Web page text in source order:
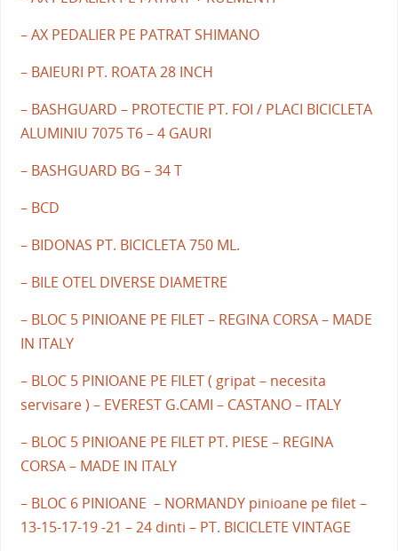
– AX PEDALIER PE PATRAT SHIMANO
– BAIEURI PT. ROATA 28 INCH
– BASHGUARD – PROTECTIE PT. FOI / PLACI BICICLETA
ALUMINIU 7075 T6 – 4 GAURI
– BASHGUARD BG – 34 T
– BCD
– BIDONAS PT. BICICLETA 750 ML.
– BILE OTEL DIVERSE DIAMETRE
– BLOC 5 PINIOANE PE FILET – REGINA CORSA – MADE
IN ITALY
– BLOC 5 PINIOANE PE FILET ( gripat – necesita
servisare ) – EVEREST G.CAMI – CASTANO – ITALY
– BLOC 5 PINIOANE PE FILET PT. PIESE – REGINA
CORSA – MADE IN ITALY
– BLOC 6 PINIOANE – NORMANDY pinioane pe filet –
13-15-17-19 -21 – 24 dinti – PT. BICICLETE VINTAGE